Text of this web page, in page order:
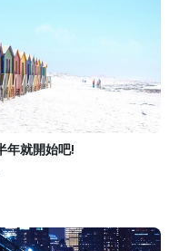
年就開始吧!